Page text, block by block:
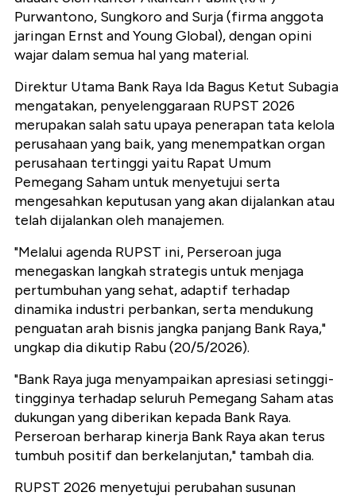
Purwantono, Sungkoro and Surja (firma anggota
jaringan Ernst and Young Global), dengan opini
wajar dalam semua hal yang material.
Direktur Utama Bank Raya Ida Bagus Ketut Subagia
mengatakan, penyelenggaraan RUPST 2026
merupakan salah satu upaya penerapan tata kelola
perusahaan yang baik, yang menempatkan organ
perusahaan tertinggi yaitu Rapat Umum
Pemegang Saham untuk menyetujui serta
mengesahkan keputusan yang akan dijalankan atau
telah dijalankan oleh manajemen.
"Melalui agenda RUPST ini, Perseroan juga
menegaskan langkah strategis untuk menjaga
pertumbuhan yang sehat, adaptif terhadap
dinamika industri perbankan, serta mendukung
penguatan arah bisnis jangka panjang Bank Raya,"
ungkap dia dikutip Rabu (20/5/2026).
"Bank Raya juga menyampaikan apresiasi setinggi-
tingginya terhadap seluruh Pemegang Saham atas
dukungan yang diberikan kepada Bank Raya.
Perseroan berharap kinerja Bank Raya akan terus
tumbuh positif dan berkelanjutan," tambah dia.
RUPST 2026 menyetujui perubahan susunan